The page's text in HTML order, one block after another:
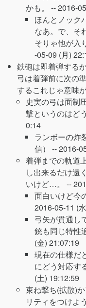
かも。 --2016-
ほんとノック
なあ。で、そ
そりゃ他が入
-05-09 (月)
鉄砲は即着弾する
弓は着弾前に次の
するこれじゃ意味
史実の弓は面制
撃というのはど
0:14
ランボーの炸
信） --2016-
着弾までの軌道
し出来るだけ遠
いけど…。 --
面白いけど今
2016-05-11 (
弓矢が貫通し
銃も同じ特性
(金) 21:07:19
現在の仕様だ
にどう対応す
(土) 19:12:59
束ね撃ち(拡散)
リティをつけよ